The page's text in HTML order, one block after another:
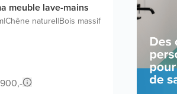
meuble lave-mains
|Chêne naturel|Bois massif